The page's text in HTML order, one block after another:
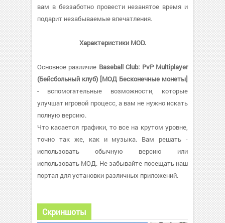
вам в беззаботно провести незанятое время и
подарит незабываемые впечатления.
Характеристики MOD.
Основное различие Baseball Club: PvP Multiplayer
(Бейсбольный клуб) [МОД Бесконечные монеты]
- вспомогательные возможности, которые
улучшат игровой процесс, а вам не нужно искать
полную версию.
Что касается графики, то все на крутом уровне,
точно так же, как и музыка. Вам решать -
использовать обычную версию или
использовать МОД. Не забывайте посещать наш
портал для установки различных приложений.
Скриншоты